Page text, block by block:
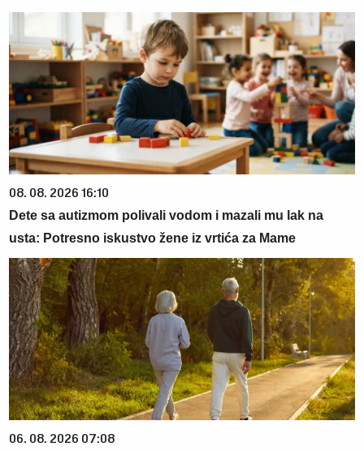
08. 08. 2026 16:10
Dete sa autizmom polivali vodom i mazali mu lak na
usta: Potresno iskustvo žene iz vrtića za Mame
06. 08. 2026 07:08